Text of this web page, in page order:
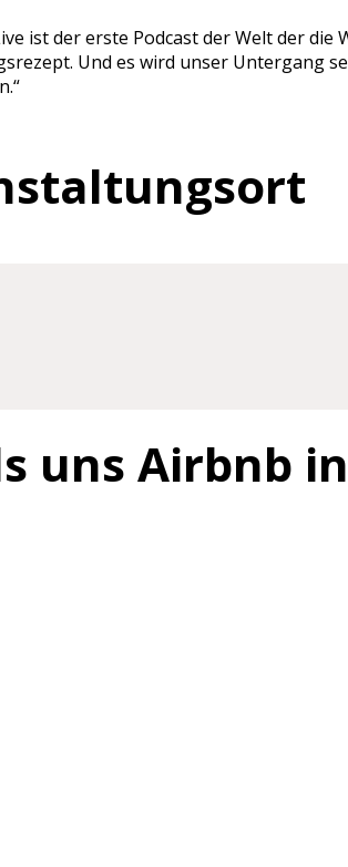
ist der erste Podcast der Welt der
Und es wird unser Untergang
uns Airbnb